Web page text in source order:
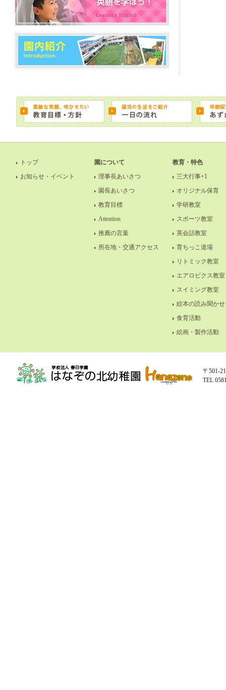
トップ
お知らせ・イベント
園について
理事長あいさつ
園長あいさつ
教育目標
Attention
推薦の言葉
所在地・交通アクセス
教育・特色
三大行事+1
オリジナル保育
学研教室
スポーツ教室
英会話教室
育ちっこ道場
リトミック教室
エアロビクス教室
スイミング教室
絵本の読み聞かせ
食育活動
絵画・製作活動
〒501-
TEL